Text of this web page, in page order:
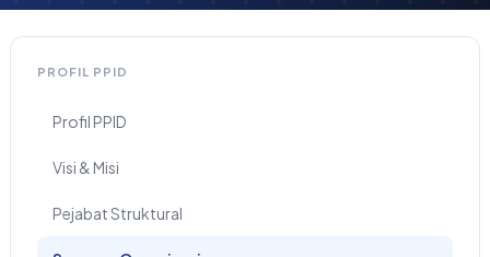
PROFIL PPID
Profil PPID
Visi & Misi
Pejabat Struktural